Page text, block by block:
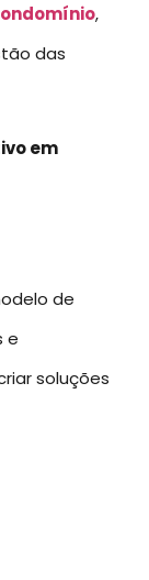
,
das
em
de
e
soluções